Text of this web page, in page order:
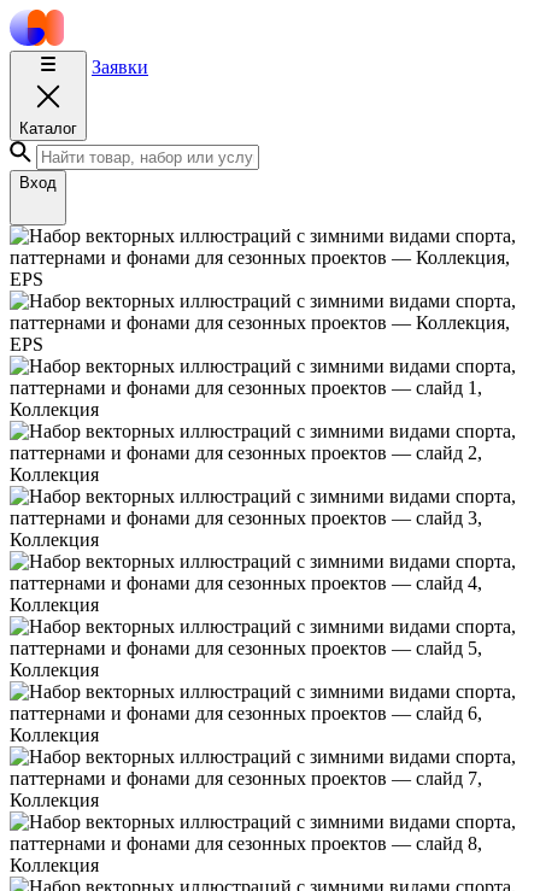
Каталог
Заявки
Вход